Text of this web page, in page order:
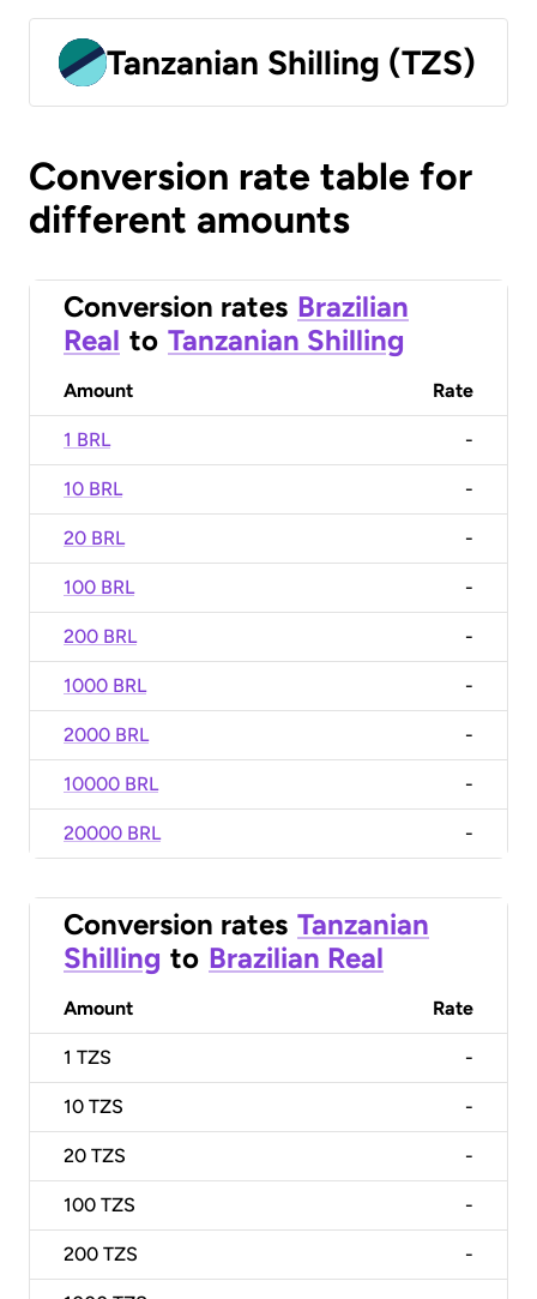
Tanzanian Shilling (TZS)
Conversion rate table for
different amounts
Conversion rates Brazilian
Real to Tanzanian Shilling
Amount Rate
1 BRL -
10 BRL -
20 BRL -
100 BRL -
200 BRL -
1000 BRL -
2000 BRL -
10000 BRL -
20000 BRL -
Conversion rates Tanzanian
Shilling to Brazilian Real
Amount Rate
1 TZS -
10 TZS -
20 TZS -
100 TZS -
200 TZS -